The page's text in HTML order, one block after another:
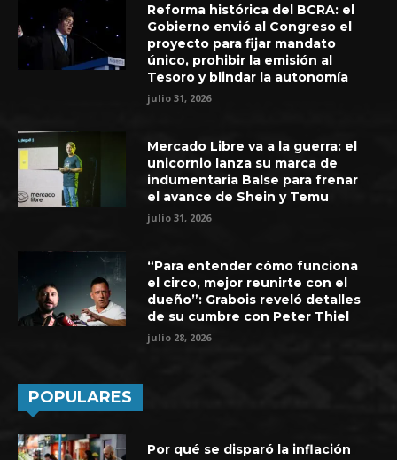
Reforma histórica del BCRA: el
Gobierno envió al Congreso el
proyecto para fijar mandato
único, prohibir la emisión al
Tesoro y blindar la autonomía
julio 31, 2026
Mercado Libre va a la guerra: el
unicornio lanza su marca de
indumentaria Balse para frenar
el avance de Shein y Temu
julio 31, 2026
“Para entender cómo funciona
el circo, mejor reunirte con el
dueño”: Grabois reveló detalles
de su cumbre con Peter Thiel
julio 28, 2026
POPULARES
Por qué se disparó la inflación